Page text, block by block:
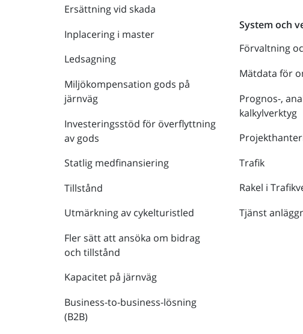
Ersättning vid skada
Inplacering i master
Ledsagning
Miljökompensation gods på
järnväg
Investeringsstöd för överflyttning
av gods
Statlig medfinansiering
Tillstånd
Utmärkning av cykelturistled
Fler sätt att ansöka om bidrag
och tillstånd
Kapacitet på järnväg
Business-to-business-lösning
(B2B)
System och
Förvaltning
Mätdata för
Prognos-,
kalkylverktyg
Trafik
Rakel i
Tjänst